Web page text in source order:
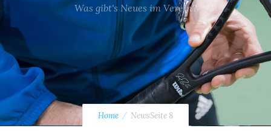
Was gibt's Neues im Verein?
Home NewsSeite 8